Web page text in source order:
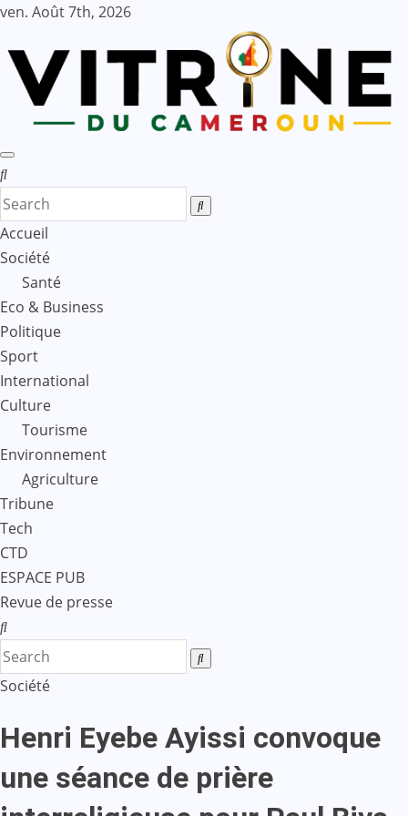
Skip
content
ven. Août 7th, 2026
Accueil
Société
Santé
Eco & Business
Politique
Sport
International
Culture
Tourisme
Environnement
Agriculture
Tribune
Tech
CTD
ESPACE PUB
Revue de presse
Société
Henri Eyebe Ayissi convoque
une séance de prière